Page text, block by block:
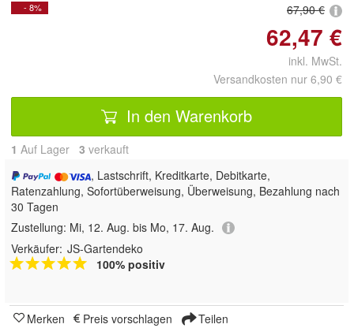
- 8% 67,90 €
62,47 €
inkl. MwSt.
Versandkosten nur 6,90 €
In den Warenkorb
1 Auf Lager 3 verkauft
, Lastschrift, Kreditkarte, Debitkarte,
Ratenzahlung, Sofortüberweisung, Überweisung, Bezahlung nach
30 Tagen
Zustellung: Mi, 12. Aug. bis Mo, 17. Aug.
Verkäufer: JS-Gartendeko
100% positiv
Merken Preis vorschlagen Teilen